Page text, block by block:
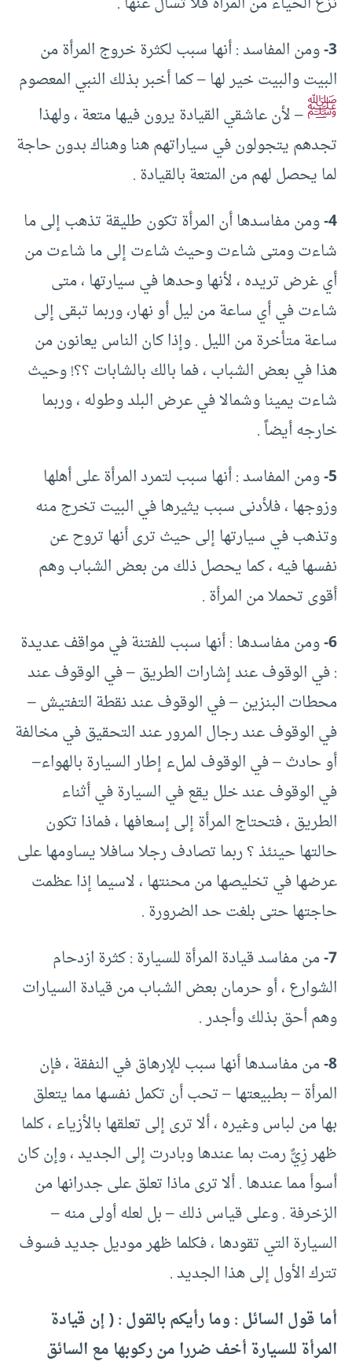
3- ومن المفاسد : أنها سبب لكثرة خروج المرأة من
البيت والبيت خير لها – كما أخبر بذلك النبي المعصوم
ﷺ– لأن عاشقي القيادة يرون فيها متعة ، ولهذا
تجدهم يتجولون في سياراتهم هنا وهناك بدون حاجة
لما يحصل لهم من المتعة بالقيادة .
4- ومن مفاسدها أن المرأة تكون طليقة تذهب إلى ما
شاءت ومتى شاءت وحيث شاءت إلى ما شاءت من
أي غرض تريده ، لأنها وحدها في سيارتها ، متى
شاءت في أي ساعة من ليل أو نهار، وربما تبقى إلى
ساعة متأخرة من الليل . وإذا كان الناس يعانون من
هذا في بعض الشباب ، فما بالك بالشابات ؟؟! وحيث
شاءت يمينا وشمالا في عرض البلد وطوله ، وربما
خارجه أيضاً .
5- ومن المفاسد : أنها سبب لتمرد المرأة على أهلها
وزوجها ، فلأدنى سبب يثيرها في البيت تخرج منه
وتذهب في سيارتها إلى حيث ترى أنها تروح عن
نفسها فيه ، كما يحصل ذلك من بعض الشباب وهم
أقوى تحملا من المرأة .
6- ومن مفاسدها : أنها سبب للفتنة في مواقف عديدة
: في الوقوف عند إشارات الطريق – في الوقوف عند
محطات البنزين – في الوقوف عند نقطة التفتيش –
في الوقوف عند رجال المرور عند التحقيق في مخالفة
أو حادث – في الوقوف لملء إطار السيارة بالهواء–
في الوقوف عند خلل يقع في السيارة في أثناء
الطريق ، فتحتاج المرأة إلى إسعافها ، فماذا تكون
حالتها حينئذ ؟ ربما تصادف رجلا سافلا يساومها على
عرضها في تخليصها من محنتها ، لاسيما إذا عظمت
حاجتها حتى بلغت حد الضرورة .
7- من مفاسد قيادة المرأة للسيارة : كثرة ازدحام
الشوارع ، أو حرمان بعض الشباب من قيادة السيارات
وهم أحق بذلك وأجدر .
8- من مفاسدها أنها سبب للإرهاق في النفقة ، فإن
المرأة – بطبيعتها – تحب أن تكمل نفسها مما يتعلق
بها من لباس وغيره ، ألا ترى إلى تعلقها بالأزياء ، كلما
ظهر زِيٌّ رمت بما عندها وبادرت إلى الجديد ، وإن كان
أسوأ مما عندها . ألا ترى ماذا تعلق على جدرانها من
الزخرفة . وعلى قياس ذلك – بل لعله أولى منه –
السيارة التي تقودها ، فكلما ظهر موديل جديد فسوف
تترك الأول إلى هذا الجديد .
أما قول السائل : وما رأيكم بالقول : ( إن قيادة
المرأة للسيارة أخف ضررا من ركوبها مع السائق